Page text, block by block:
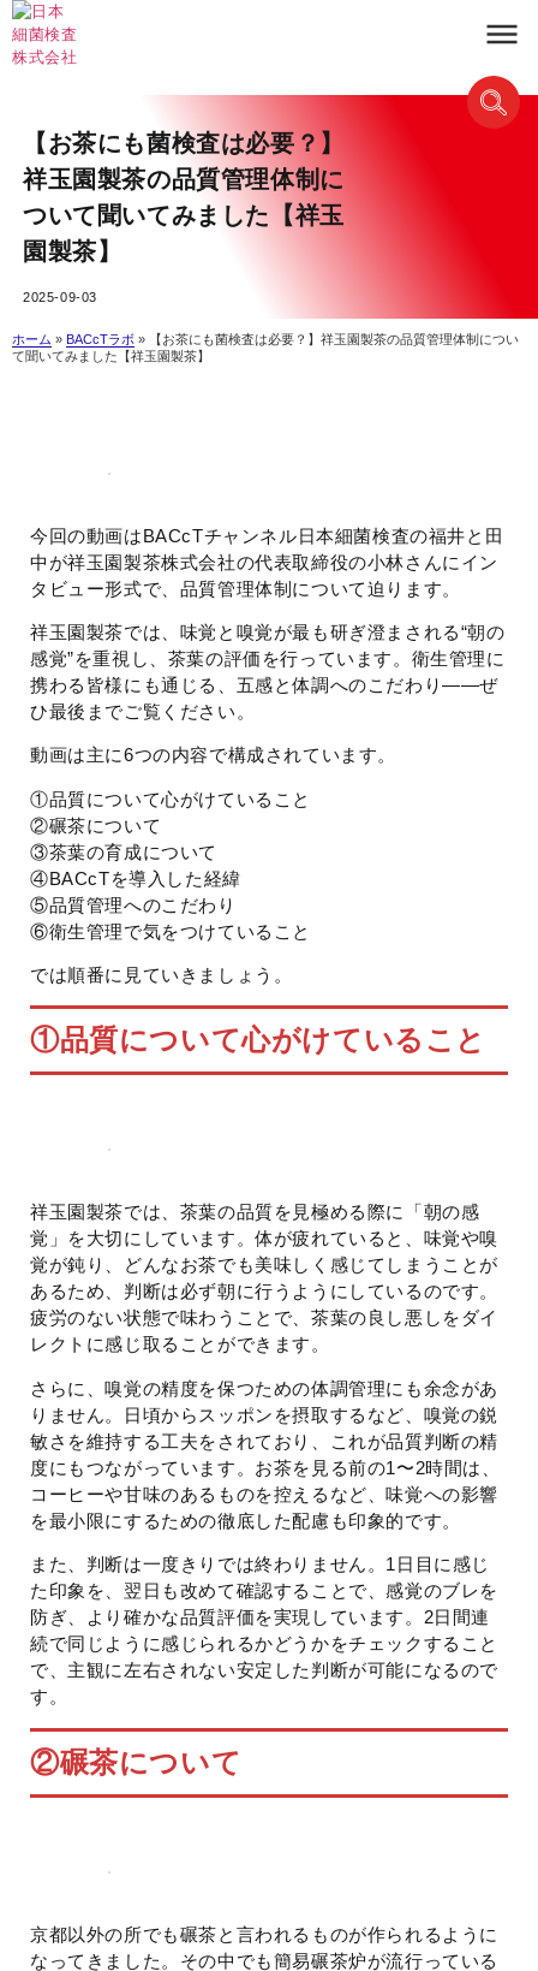
【お茶にも菌検査は必要？】
祥玉園製茶の品質管理体制に
ついて聞いてみました【祥玉
園製茶】
2025-09-03
ホーム » BACcTラボ »
【お茶にも菌検査は必要？】祥玉園製茶の品質管理体制につい
て聞いてみました【祥玉園製茶】
今回の動画はBACcTチャンネル日本細菌検査の福井と田
中が祥玉園製茶株式会社の代表取締役の小林さんにイン
タビュー形式で、品質管理体制について迫ります。
祥玉園製茶では、味覚と嗅覚が最も研ぎ澄まされる“朝の
感覚”を重視し、茶葉の評価を行っています。衛生管理に
携わる皆様にも通じる、五感と体調へのこだわり――ぜ
ひ最後までご覧ください。
動画は主に6つの内容で構成されています。
①品質について心がけていること
②碾茶について
③茶葉の育成について
④BACcTを導入した経緯
⑤品質管理へのこだわり
⑥衛生管理で気をつけていること
では順番に見ていきましょう。
①品質について心がけていること
祥玉園製茶では、茶葉の品質を見極める際に「朝の感
覚」を大切にしています。体が疲れていると、味覚や嗅
覚が鈍り、どんなお茶でも美味しく感じてしまうことが
あるため、判断は必ず朝に行うようにしているのです。
疲労のない状態で味わうことで、茶葉の良し悪しをダイ
レクトに感じ取ることができます。
さらに、嗅覚の精度を保つための体調管理にも余念があ
りません。日頃からスッポンを摂取するなど、嗅覚の鋭
敏さを維持する工夫をされており、これが品質判断の精
度にもつながっています。お茶を見る前の1〜2時間は、
コーヒーや甘味のあるものを控えるなど、味覚への影響
を最小限にするための徹底した配慮も印象的です。
また、判断は一度きりでは終わりません。1日目に感じ
た印象を、翌日も改めて確認することで、感覚のブレを
防ぎ、より確かな品質評価を実現しています。2日間連
続で同じように感じられるかどうかをチェックすること
で、主観に左右されない安定した判断が可能になるので
す。
②碾茶について
京都以外の所でも碾茶と言われるものが作られるように
なってきました。その中でも簡易碾茶炉が流行っている